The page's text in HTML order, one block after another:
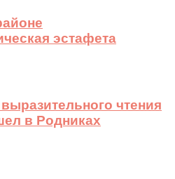
эстафета
чтения
в Родниках